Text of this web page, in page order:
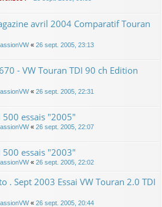
avril 2004 Comparatif Touran
« 26 sept. 2005, 23:13
- VW Touran TDI 90 ch Edition
« 26 sept. 2005, 22:31
essais "2005"
« 26 sept. 2005, 22:07
essais "2003"
« 26 sept. 2005, 22:02
. Sept 2003 Essai VW Touran 2.0 TDI
« 26 sept. 2005, 20:44